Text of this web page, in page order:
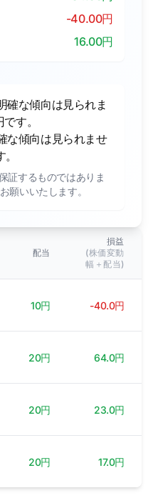
-40.00円
16.00円
確な傾向は見られま
す。
な傾向は見られませ
証するものではありま
願いいたします。
配当
損益
(株価変動
幅＋配当)
10円 -40.0円
20円 64.0円
20円 23.0円
20円 17.0円